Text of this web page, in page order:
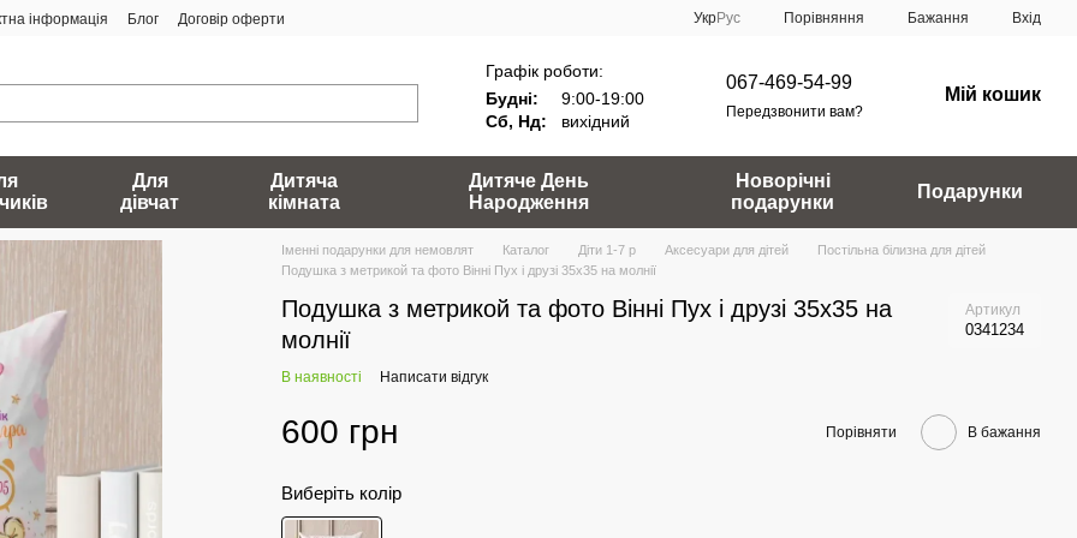
інформація Блог Договір оферти УкрРус Порівняння Бажання Вхід
Графік роботи:
Будні:
9:00-19:00
Сб, Нд:
вихідний
067-469-54-99
Передзвонити вам?
Мій кошик
Для
дівчат
Дитяча
кімната
Дитяче День
Народження
Новорічні
подарунки
Подарунки
Іменні подарунки для немовлят Каталог Діти 1-7 р Аксесуари для дітей
Постільна білизна для дітей
Подушка з метрикой та фото Вінні Пух і друзі 35х35 на молнії
Подушка з метрикой та фото Вінні Пух і друзі 35х35 на
молнії
Артикул
0341234
В наявності Написати відгук
600 грн Порівняти В бажання
Виберіть колір